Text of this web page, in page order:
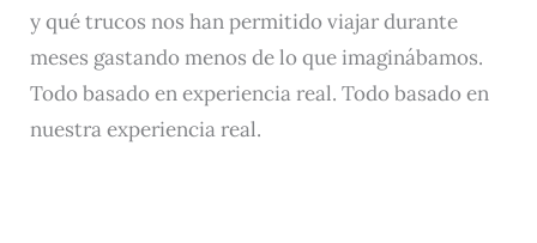
y qué trucos nos han permitido viajar durante
meses gastando menos de lo que imaginábamos.
Todo basado en experiencia real. Todo basado en
nuestra experiencia real.